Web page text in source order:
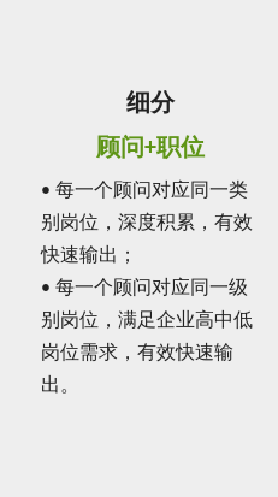
细分
顾问+职位
• 每一个顾问对应同一类
别岗位，深度积累，有效
快速输出；
• 每一个顾问对应同一级
别岗位，满足企业高中低
岗位需求，有效快速输
出。